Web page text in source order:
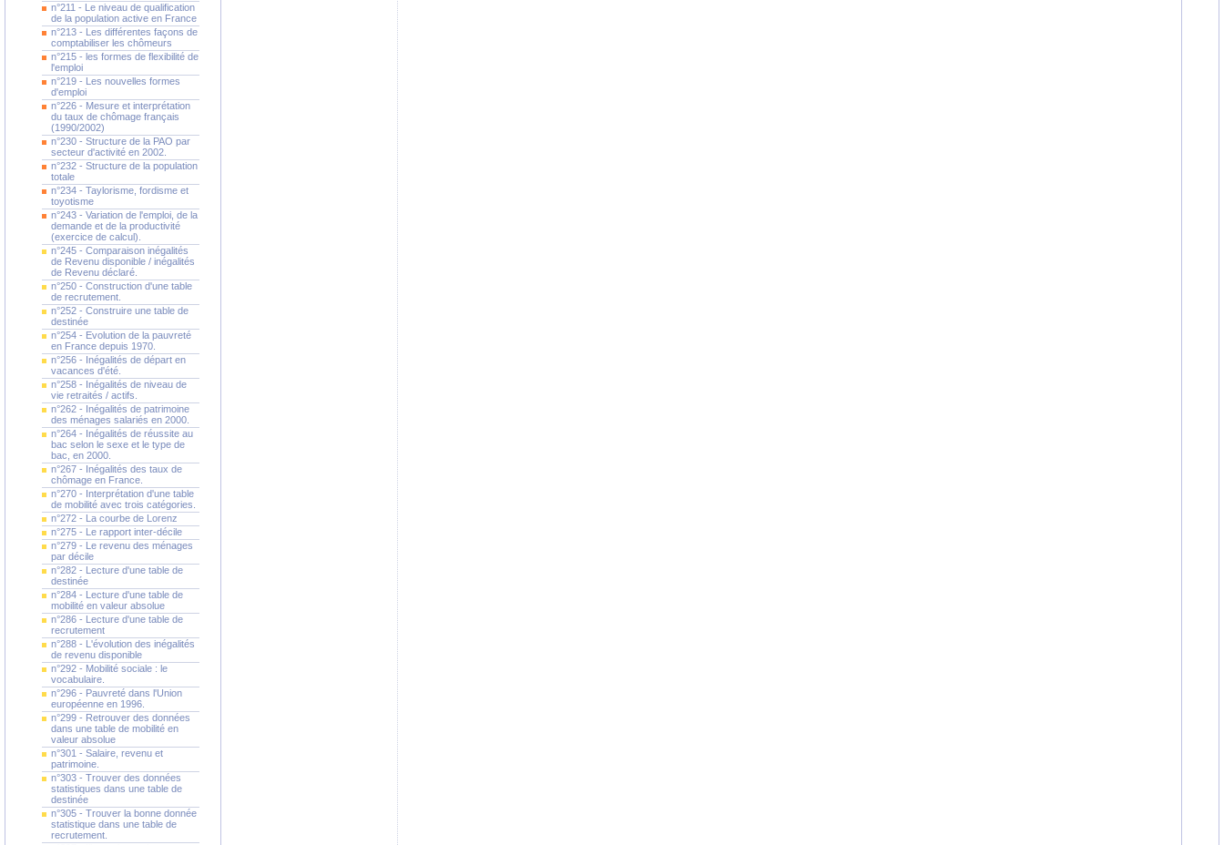
n°211 - Le niveau de qualification
de la population active en France
n°213 - Les différentes façons de
comptabiliser les chômeurs
n°215 - les formes de flexibilité de
l'emploi
n°219 - Les nouvelles formes
d'emploi
n°226 - Mesure et interprétation
du taux de chômage français
(1990/2002)
n°230 - Structure de la PAO par
secteur d'activité en 2002.
n°232 - Structure de la population
totale
n°234 - Taylorisme, fordisme et
toyotisme
n°243 - Variation de l'emploi, de la
demande et de la productivité
(exercice de calcul).
n°245 - Comparaison inégalités
de Revenu disponible / inégalités
de Revenu déclaré.
n°250 - Construction d'une table
de recrutement.
n°252 - Construire une table de
destinée
n°254 - Evolution de la pauvreté
en France depuis 1970.
n°256 - Inégalités de départ en
vacances d'été.
n°258 - Inégalités de niveau de
vie retraités / actifs.
n°262 - Inégalités de patrimoine
des ménages salariés en 2000.
n°264 - Inégalités de réussite au
bac selon le sexe et le type de
bac, en 2000.
n°267 - Inégalités des taux de
chômage en France.
n°270 - Interprétation d'une table
de mobilité avec trois catégories.
n°272 - La courbe de Lorenz
n°275 - Le rapport inter-décile
n°279 - Le revenu des ménages
par décile
n°282 - Lecture d'une table de
destinée
n°284 - Lecture d'une table de
mobilité en valeur absolue
n°286 - Lecture d'une table de
recrutement
n°288 - L'évolution des inégalités
de revenu disponible
n°292 - Mobilité sociale : le
vocabulaire.
n°296 - Pauvreté dans l'Union
européenne en 1996.
n°299 - Retrouver des données
dans une table de mobilité en
valeur absolue
n°301 - Salaire, revenu et
patrimoine.
n°303 - Trouver des données
statistiques dans une table de
destinée
n°305 - Trouver la bonne donnée
statistique dans une table de
recrutement.